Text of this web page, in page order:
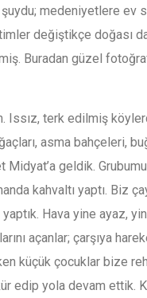
şuydu; medeniyetlere ev
değiştikçe doğası
Buradan güzel
Issız, terk edilmiş
asma bahçeleri,
Midyat’a geldik.
kahvaltı yaptı. Biz
Hava yine ayaz,
açanlar; çarşıya
küçük çocuklar bize
edip yola devam ettik.